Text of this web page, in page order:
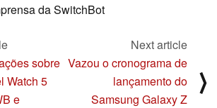
da SwitchBot
sobre
Watch 5
e
Next article
Vazou o cronograma de
lançamento do
Samsung Galaxy Z
⟩